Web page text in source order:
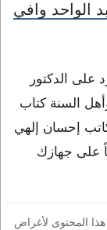
الواحد وافي
على الدكتور
السنة كتاب
إحسان إلهي
على جهازك
المحتوى لأغراض